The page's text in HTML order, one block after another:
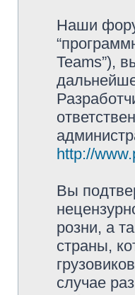
Наши
Teams”),
http://
Вы
розни, а
страны,
случае